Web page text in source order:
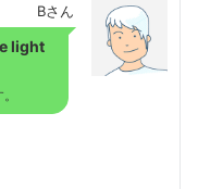
Bさん
light